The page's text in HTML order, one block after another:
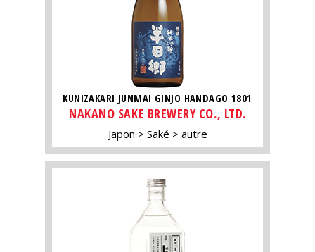
KUNIZAKARI JUNMAI GINJO HANDAGO 1801
NAKANO SAKE BREWERY CO., LTD.
Japon Saké autre